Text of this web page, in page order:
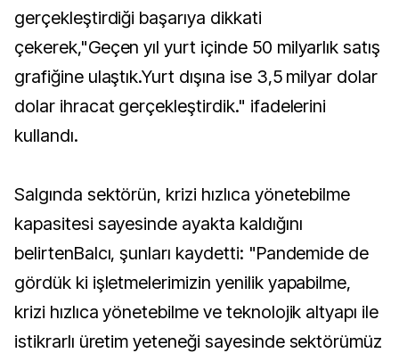
gerçekleştirdiği başarıya dikkati
çekerek,"Geçen yıl yurt içinde 50 milyarlık satış
grafiğine ulaştık.Yurt dışına ise 3,5 milyar dolar
dolar ihracat gerçekleştirdik." ifadelerini
kullandı.
Salgında sektörün, krizi hızlıca yönetebilme
kapasitesi sayesinde ayakta kaldığını
belirtenBalcı, şunları kaydetti: "Pandemide de
gördük ki işletmelerimizin yenilik yapabilme,
krizi hızlıca yönetebilme ve teknolojik altyapı ile
istikrarlı üretim yeteneği sayesinde sektörümüz